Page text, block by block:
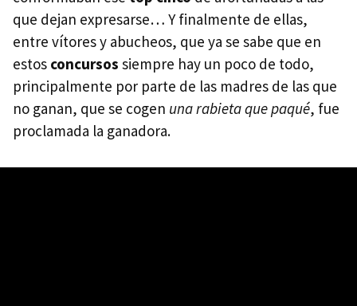
que dejan expresarse… Y finalmente de ellas,
entre vítores y abucheos, que ya se sabe que en
estos concursos siempre hay un poco de todo,
principalmente por parte de las madres de las que
no ganan, que se cogen una rabieta que paqué, fue
proclamada la ganadora.